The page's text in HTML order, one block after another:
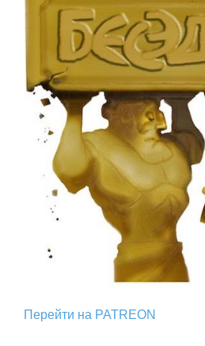
Перейти на PATREON